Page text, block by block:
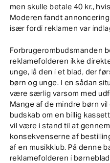
men skulle betale 40 kr.,
Moderen fandt
især fordi reklamen var
Forbrugerombudsmanden
reklamefolderen ikke
unge, lå den i et blad, der
børn og unge. I en sådan
være særlig varsom med
Mange af de mindre børn
budskab om en billig
vil være i stand til at
konsekvenserne af
af en musikklub. På denne
reklamefolderen i